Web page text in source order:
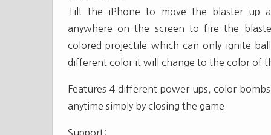
Tilt the iPhone to move the blaster up
anywhere on the screen to fire the
colored projectile which can only ignite
different color it will change to the color of
Features 4 different power ups, color
anytime simply by closing the game.
Support: